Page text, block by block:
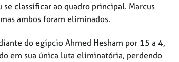
classificar ao quadro principal. Marcus
ambos foram eliminados.
do egípcio Ahmed Hesham por 15 a 4,
em sua única luta eliminatória, perdendo